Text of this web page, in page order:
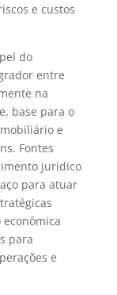
e custos
do
entre
na
base para o
e
Fontes
jurídico
para atuar
para
e